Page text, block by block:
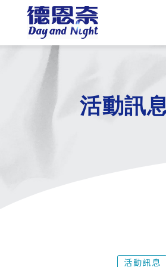
活動訊
活動訊息